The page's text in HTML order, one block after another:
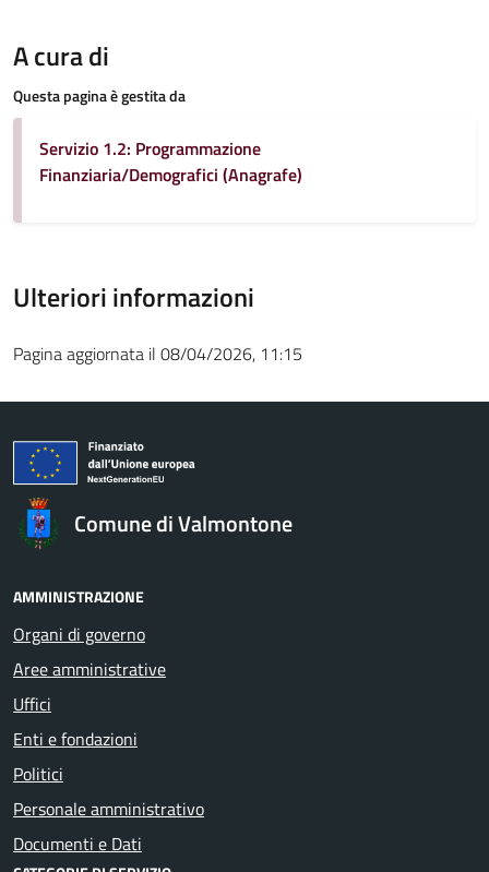
A cura di
Questa pagina è gestita da
Servizio 1.2: Programmazione
Finanziaria/Demografici (Anagrafe)
Ulteriori informazioni
Pagina aggiornata il 08/04/2026, 11:15
Comune di Valmontone
AMMINISTRAZIONE
Organi di governo
Aree amministrative
Uffici
Enti e fondazioni
Politici
Personale amministrativo
Documenti e Dati